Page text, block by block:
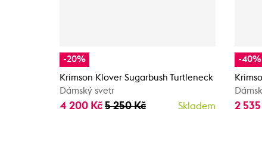
-20%
Krimson Klover Sugarbush Turtleneck
Dámský svetr
4 200 Kč 5 250 Kč Skladem
-40%
2